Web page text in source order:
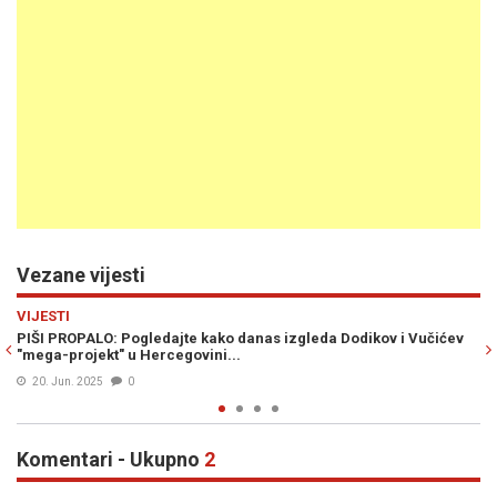
Vezane vijesti
EKONOMIJA
PIŠI PROPALO: Zašto fantomski aerodrom u Trebinju nema
nikakve šanse...
11. Mar. 2025
Komentari - Ukupno 2